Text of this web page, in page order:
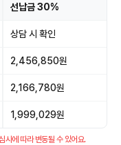
선납금 30%
상담 시 확인
2,456,850원
2,166,780원
1,999,029원
사에 따라 변동될 수 있어요.